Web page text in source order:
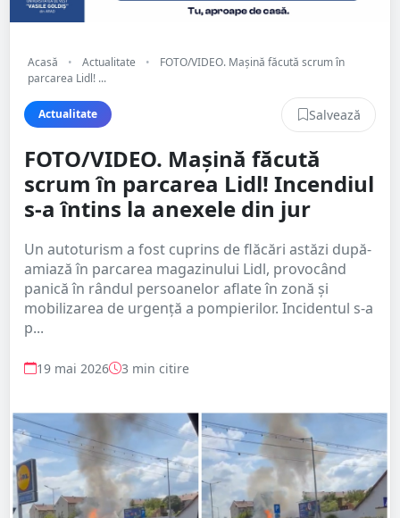
Acasă • Actualitate •
FOTO/VIDEO. Mașină făcută scrum în
parcarea Lidl! ...
Actualitate Salvează
FOTO/VIDEO. Mașină făcută
scrum în parcarea Lidl! Incendiul
s-a întins la anexele din jur
Un autoturism a fost cuprins de flăcări astăzi după-
amiază în parcarea magazinului Lidl, provocând
panică în rândul persoanelor aflate în zonă și
mobilizarea de urgență a pompierilor. Incidentul s-a
p...
19 mai 2026 3 min citire